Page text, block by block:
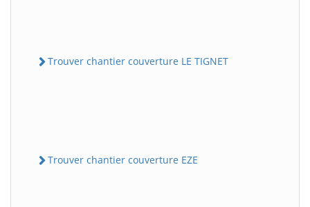
Trouver chantier couverture LE TIGNET
Trouver chantier couverture EZE